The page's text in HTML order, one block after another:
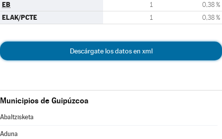
EB 1 0,38 %
ELAK/PCTE 1 0,38 %
Descárgate los datos en xml
Municipios de Guipúzcoa
Abaltzisketa
Aduna